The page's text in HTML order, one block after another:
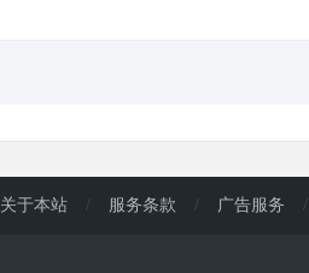
关于本站 / 服务条款 / 广告服务 /